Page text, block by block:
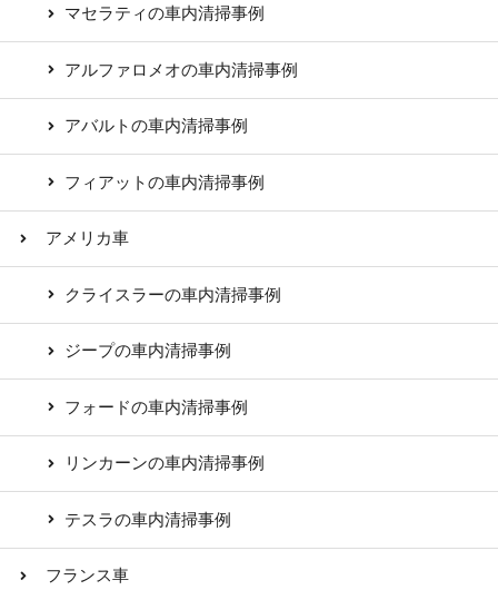
マセラティの車内清掃事例
アルファロメオの車内清掃事例
アバルトの車内清掃事例
フィアットの車内清掃事例
アメリカ車
クライスラーの車内清掃事例
ジープの車内清掃事例
フォードの車内清掃事例
リンカーンの車内清掃事例
テスラの車内清掃事例
フランス車